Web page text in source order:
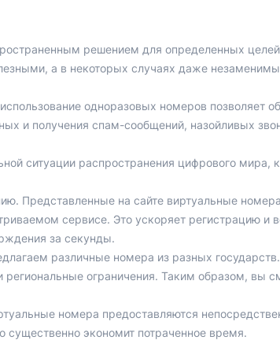
решением для определенных
а в некоторых случаях даже
одноразовых номеров позволяет
и получения спам-сообщений, назойливых
ситуации распространения цифрового
Представленные на сайте виртуальные
сервисе. Это ускоряет регистрацию и
за секунды.
различные номера из разных
региональные ограничения. Таким образом, вы
номера предоставляются
существенно экономит потраченное время.